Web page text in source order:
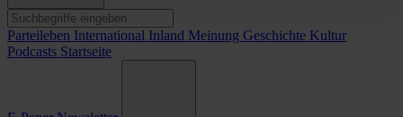
Parteileben International Inland Meinung Geschichte Kultur
Podcasts Startseite